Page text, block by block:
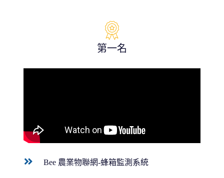
第一名
Bee 農業物聯網-蜂箱監測系統